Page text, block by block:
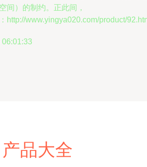
间）的制约。正此间，
http://www.yingya020.com/product/
产品大全